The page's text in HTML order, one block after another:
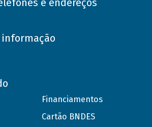
informação
Financiamentos
Cartão BNDES